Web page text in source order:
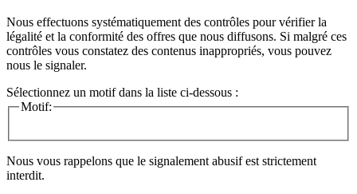
Nous effectuons systématiquement des contrôles pour vérifier la
légalité et la conformité des offres que nous diffusons. Si malgré ces
contrôles vous constatez des contenus inappropriés, vous pouvez
nous le signaler.
Sélectionnez un motif dans la liste ci-dessous :
Motif:
Nous vous rappelons que le signalement abusif est strictement
interdit.